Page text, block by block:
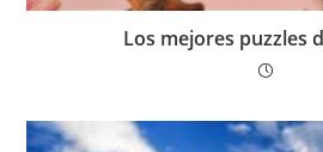
Los mejores puzzles